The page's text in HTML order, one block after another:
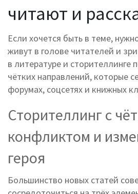
читают и
Если хочется быть в теме,
живут в голове читателей и
в литературе и сторителлинге
чётких направлений, которые
форумах, соцсетях и книжных
Сторителлинг с
конфликтом и
героя
Большинство новых статей